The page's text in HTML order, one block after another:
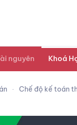
nguyên Khoá
Chế độ kế toán